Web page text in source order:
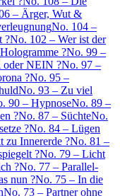
– Ärger, Wut &
No. 104 –
?No. 102 – Wer ist der
?No. 99 –
oder NEIN ?No. 97 –
?No. 95 –
No. 93 – Zu viel
90 – HypnoseNo. 89 –
?No. 87 – SüchteNo.
?No. 84 – Lügen
zu Innererde ?No. 81 –
?No. 79 – Licht
?No. 77 – Parallel-
nun ?No. 75 – In die
No. 73 – Partner ohne